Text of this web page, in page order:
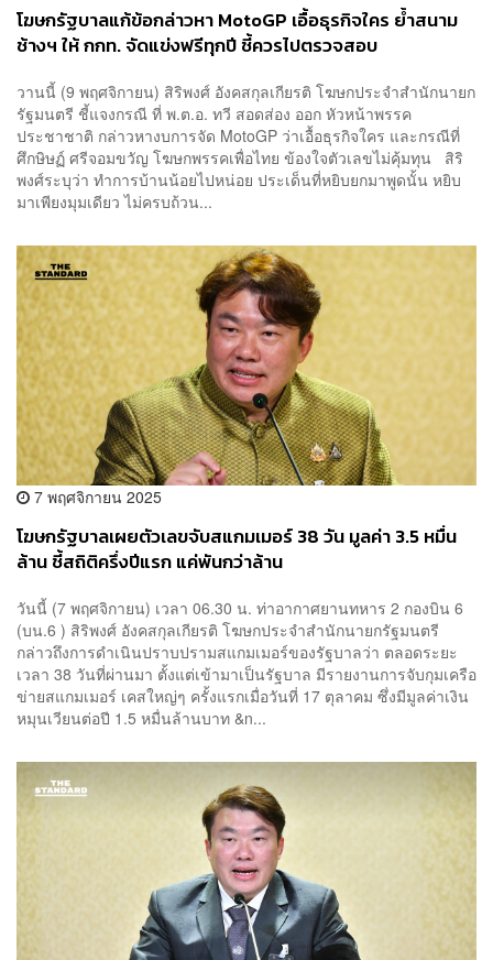
โฆษกรัฐบาลแก้ข้อกล่าวหา MotoGP เอื้อธุรกิจใคร ย้ำสนาม
ช้างฯ ให้ กกท. จัดแข่งฟรีทุกปี ชี้ควรไปตรวจสอบ
วานนี้ (9 พฤศจิกายน) สิริพงศ์ อังคสกุลเกียรติ โฆษกประจำสำนักนายก
รัฐมนตรี ชี้แจงกรณี ที่ พ.ต.อ. ทวี สอดส่อง ออก หัวหน้าพรรค
ประชาชาติ กล่าวหางบการจัด MotoGP ว่าเอื้อธุรกิจใคร และกรณีที่
ศึกษิษฏ์ ศรีจอมขวัญ โฆษกพรรคเพื่อไทย ข้องใจตัวเลขไม่คุ้มทุน สิริ
พงศ์ระบุว่า ทำการบ้านน้อยไปหน่อย ประเด็นที่หยิบยกมาพูดนั้น หยิบ
มาเพียงมุมเดียว ไม่ครบถ้วน...
7 พฤศจิกายน 2025
โฆษกรัฐบาลเผยตัวเลขจับสแกมเมอร์ 38 วัน มูลค่า 3.5 หมื่น
ล้าน ชี้สถิติครึ่งปีแรก แค่พันกว่าล้าน
วันนี้ (7 พฤศจิกายน) เวลา 06.30 น. ท่าอากาศยานทหาร 2 กองบิน 6
(บน.6 ) สิริพงศ์ อังคสกุลเกียรติ โฆษกประจำสำนักนายกรัฐมนตรี
กล่าวถึงการดำเนินปราบปรามสแกมเมอร์ของรัฐบาลว่า ตลอดระยะ
เวลา 38 วันที่ผ่านมา ตั้งแต่เข้ามาเป็นรัฐบาล มีรายงานการจับกุมเครือ
ข่ายสแกมเมอร์ เคสใหญ่ๆ ครั้งแรกเมื่อวันที่ 17 ตุลาคม ซึ่งมีมูลค่าเงิน
หมุนเวียนต่อปี 1.5 หมื่นล้านบาท &n...